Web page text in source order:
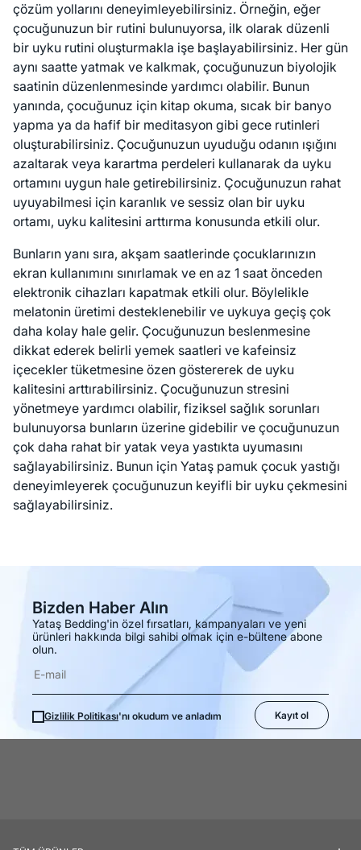
çözüm yollarını deneyimleyebilirsiniz. Örneğin, eğer
çocuğunuzun bir rutini bulunuyorsa, ilk olarak düzenli
bir uyku rutini oluşturmakla işe başlayabilirsiniz. Her gün
aynı saatte yatmak ve kalkmak, çocuğunuzun biyolojik
saatinin düzenlenmesinde yardımcı olabilir. Bunun
yanında, çocuğunuz için kitap okuma, sıcak bir banyo
yapma ya da hafif bir meditasyon gibi gece rutinleri
oluşturabilirsiniz. Çocuğunuzun uyuduğu odanın ışığını
azaltarak veya karartma perdeleri kullanarak da uyku
ortamını uygun hale getirebilirsiniz. Çocuğunuzun rahat
uyuyabilmesi için karanlık ve sessiz olan bir uyku
ortamı, uyku kalitesini arttırma konusunda etkili olur.
Bunların yanı sıra, akşam saatlerinde çocuklarınızın
ekran kullanımını sınırlamak ve en az 1 saat önceden
elektronik cihazları kapatmak etkili olur. Böylelikle
melatonin üretimi desteklenebilir ve uykuya geçiş çok
daha kolay hale gelir. Çocuğunuzun beslenmesine
dikkat ederek belirli yemek saatleri ve kafeinsiz
içecekler tüketmesine özen göstererek de uyku
kalitesini arttırabilirsiniz. Çocuğunuzun stresini
yönetmeye yardımcı olabilir, fiziksel sağlık sorunları
bulunuyorsa bunların üzerine gidebilir ve çocuğunuzun
çok daha rahat bir yatak veya yastıkta uyumasını
sağlayabilirsiniz. Bunun için Yataş pamuk çocuk yastığı
deneyimleyerek çocuğunuzun keyifli bir uyku çekmesini
sağlayabilirsiniz.
Bizden Haber Alın
Yataş Bedding'in özel fırsatları, kampanyaları ve yeni
ürünleri hakkında bilgi sahibi olmak için e-bültene abone
olun.
Gizlilik Politikası'nı okudum ve anladım Kayıt ol